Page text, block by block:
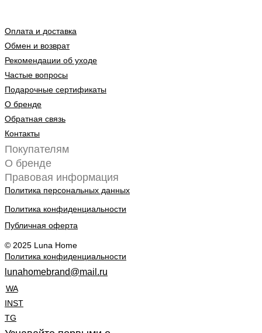
Оплата и доставка
Обмен и возврат
Рекомендации об уходе
Частые вопросы
Подарочные сертификаты
О бренде
Обратная связь
Контакты
Покупателям
О бренде
Правовая информация
Политика персональных данных
Политика конфиденциальности
Публичная оферта
© 2025 Luna Home
Политика конфиденциальности
lunahomebrand@mail.ru
WA
INST
TG